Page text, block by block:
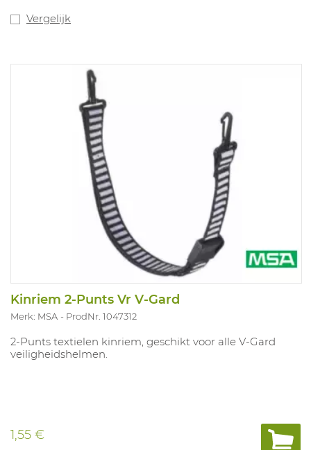
Vergelijk
Kinriem 2-Punts Vr V-Gard
Merk: MSA ProdNr. 1047312
2-Punts textielen kinriem, geschikt voor alle V-Gard
veiligheidshelmen.
1,55 €